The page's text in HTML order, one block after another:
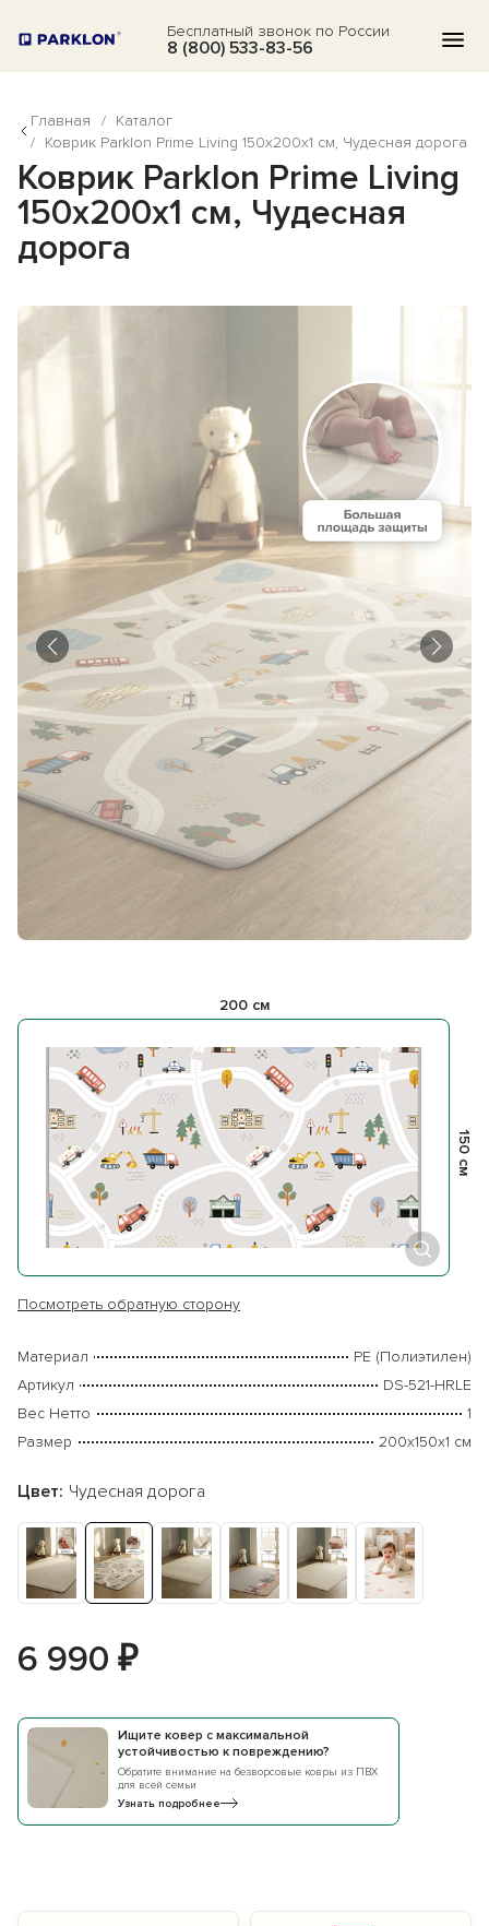
8 (800) 533-83-56
Бесплатный звонок по России
АКЦИИ
БЛОГ
КОНТАКТЫ
Главная / Каталог
/ Коврик Parklon Prime Living 150x200x1 см, Чудесная дорога
Коврик Parklon Prime Living
150x200x1 см, Чудесная
дорога
200 см
150 см
Посмотреть обратную сторону
Материал
PE (Полиэтилен)
Артикул
DS-521-HRLE
Вес Нетто
1
Размер
200х150х1 см
Цвет: Чудесная дорога
6 990 ₽
Ищите ковер с максимальной
устойчивостью к повреждению?
Обратите внимание на безворсовые ковры из ПВХ
для всей семьи
Узнать подробнее